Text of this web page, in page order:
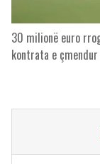
30 milionë euro
kontrata e çmendur